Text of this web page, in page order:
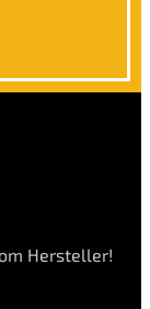
Hersteller!